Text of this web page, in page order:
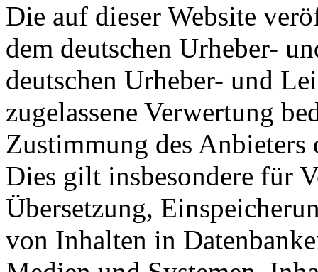
Die auf dieser Website
dem deutschen Urheber-
deutschen Urheber- und
zugelassene Verwertung
Zustimmung des
Dies gilt insbesondere für
Übersetzung,
von Inhalten in